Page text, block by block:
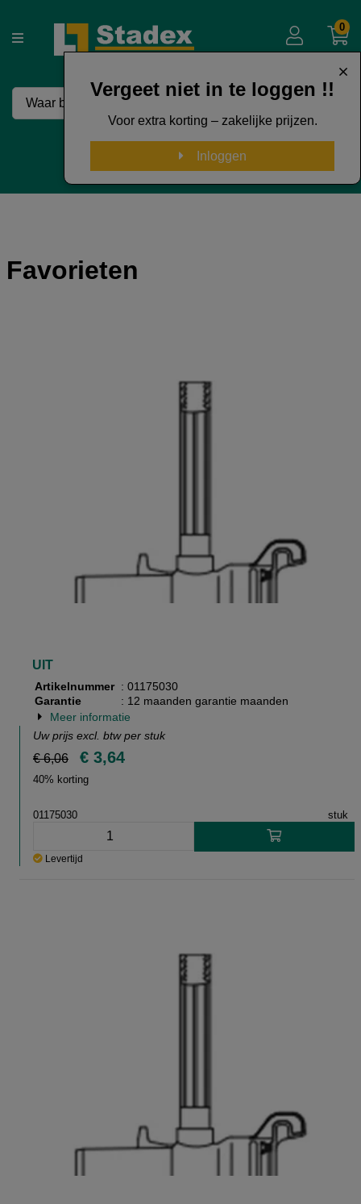
Vergeet niet in te loggen !!
Voor extra korting – zakelijke prijzen.
Inloggen
0
50 Jaar Stadex
Favorieten
UIT
Artikelnummer : 01175030
Garantie
: 12 maanden garantie maanden
Meer informatie
Uw prijs excl. btw per stuk
€ 6,06 € 3,64
40% korting
01175030 stuk
Levertijd